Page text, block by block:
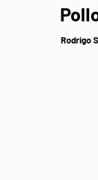
Rodrigo